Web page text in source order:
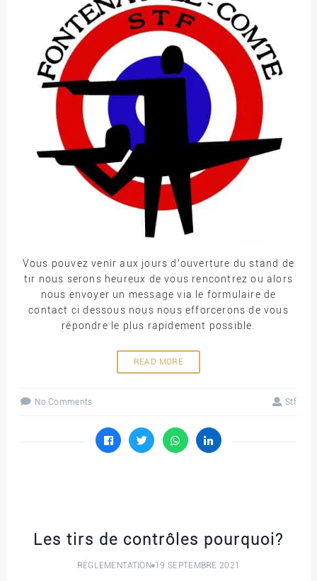
Vous pouvez venir aux jours d’ouverture du stand de
tir nous serons heureux de vous rencontrez ou alors
nous envoyer un message via le formulaire de
contact ci dessous nous nous efforcerons de vous
répondre le plus rapidement possible.
READ MORE
No Comments Stf
Les tirs de contrôles pourquoi?
RÉGLEMENTATION 19 SEPTEMBRE 2021